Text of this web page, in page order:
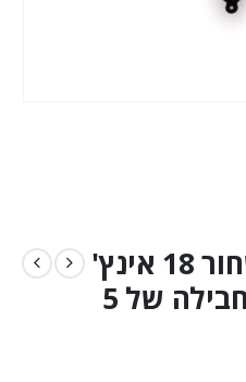
מיילר כוכב דזלר שחור 18 אינץ'
*מגיע בסיטונאות חבילה של 5